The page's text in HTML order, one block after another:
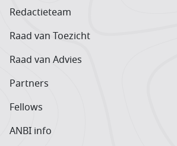
Redactieteam
Raad van Toezicht
Raad van Advies
Partners
Fellows
ANBI info